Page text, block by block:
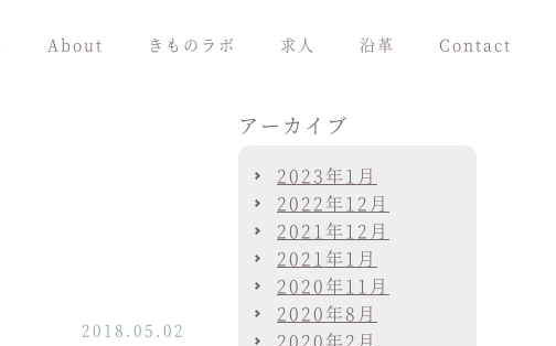
About きものラボ 求人 沿革 Contact
2018.05.02
アーカイブ
2023年1月
2022年12月
2021年12月
2021年1月
2020年11月
2020年8月